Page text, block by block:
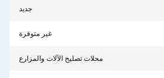
جديد
غير متوفرة
محلات تصليح الآلات والمزارع